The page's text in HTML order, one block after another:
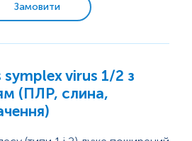
Замовити
symplex virus 1/2 з
(ПЛР, слина,